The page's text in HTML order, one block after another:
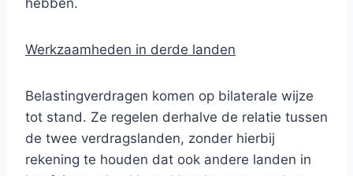
hebben.
Werkzaamheden in derde landen
Belastingverdragen komen op bilaterale wijze
tot stand. Ze regelen derhalve de relatie tussen
de twee verdragslanden, zonder hierbij
rekening te houden dat ook andere landen in